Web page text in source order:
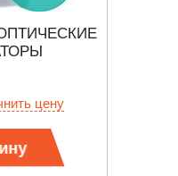
ОПТИЧЕСКИЕ
цену